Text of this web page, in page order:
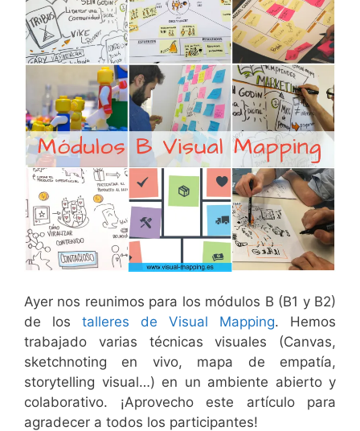
Ayer nos reunimos para los módulos B (B1 y B2)
de los talleres de Visual Mapping. Hemos
trabajado varias técnicas visuales (Canvas,
sketchnoting en vivo, mapa de empatía,
storytelling visual…) en un ambiente abierto y
colaborativo. ¡Aprovecho este artículo para
agradecer a todos los participantes!